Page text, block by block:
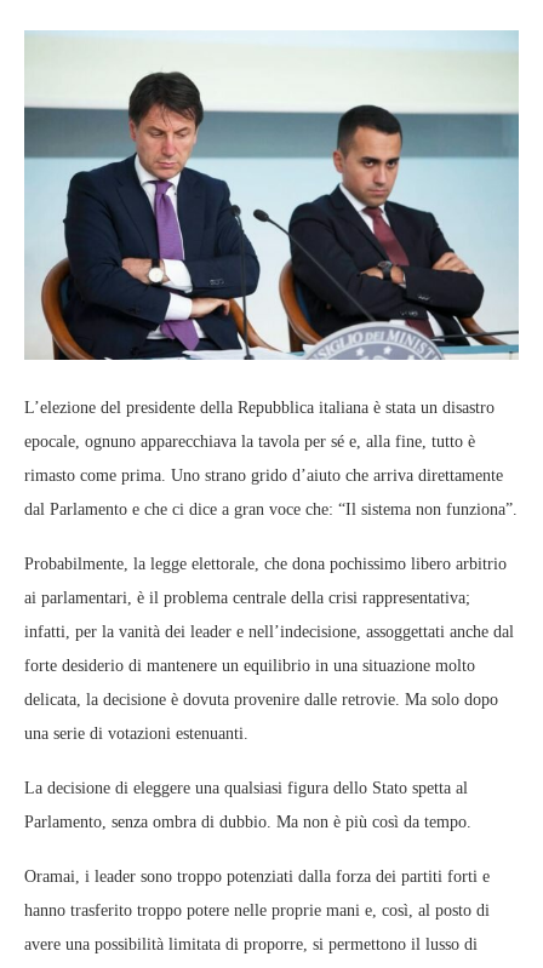
L’elezione del presidente della Repubblica italiana è stata un disastro
epocale, ognuno apparecchiava la tavola per sé e, alla fine, tutto è
rimasto come prima. Uno strano grido d’aiuto che arriva direttamente
dal Parlamento e che ci dice a gran voce che: “Il sistema non funziona”.
Probabilmente, la legge elettorale, che dona pochissimo libero arbitrio
ai parlamentari, è il problema centrale della crisi rappresentativa;
infatti, per la vanità dei leader e nell’indecisione, assoggettati anche dal
forte desiderio di mantenere un equilibrio in una situazione molto
delicata, la decisione è dovuta provenire dalle retrovie. Ma solo dopo
una serie di votazioni estenuanti.
La decisione di eleggere una qualsiasi figura dello Stato spetta al
Parlamento, senza ombra di dubbio. Ma non è più così da tempo.
Oramai, i leader sono troppo potenziati dalla forza dei partiti forti e
hanno trasferito troppo potere nelle proprie mani e, così, al posto di
avere una possibilità limitata di proporre, si permettono il lusso di